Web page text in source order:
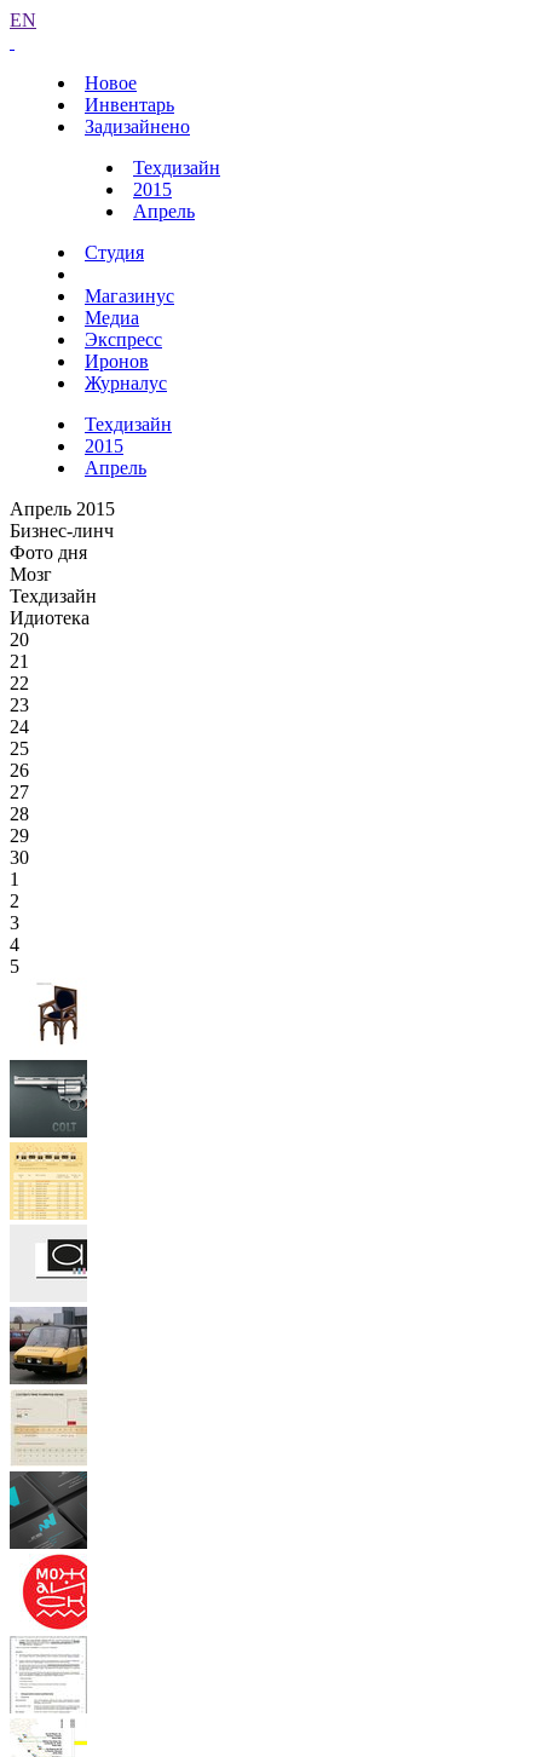
EN
Новое
Инвентарь
Задизайнено
Техдизайн
2015
Апрель
Студия
Магазинус
Медиа
Экспресс
Иронов
Журналус
Техдизайн
2015
Апрель
Апрель 2015
Бизнес-линч
Фото дня
Мозг
Техдизайн
Идиотека
20
21
22
23
24
25
26
27
28
29
30
1
2
3
4
5